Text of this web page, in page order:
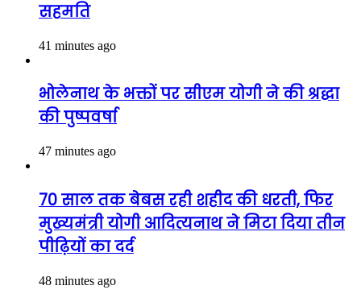
सहमति
41 minutes ago
भोलेनाथ के भक्तों पर सीएम योगी ने की श्रद्धा
की पुष्पवर्षा
47 minutes ago
70 साल तक बेबस रही शहीद की धरती, फिर
मुख्यमंत्री योगी आदित्यनाथ ने मिटा दिया तीन
पीढ़ियों का दर्द
48 minutes ago